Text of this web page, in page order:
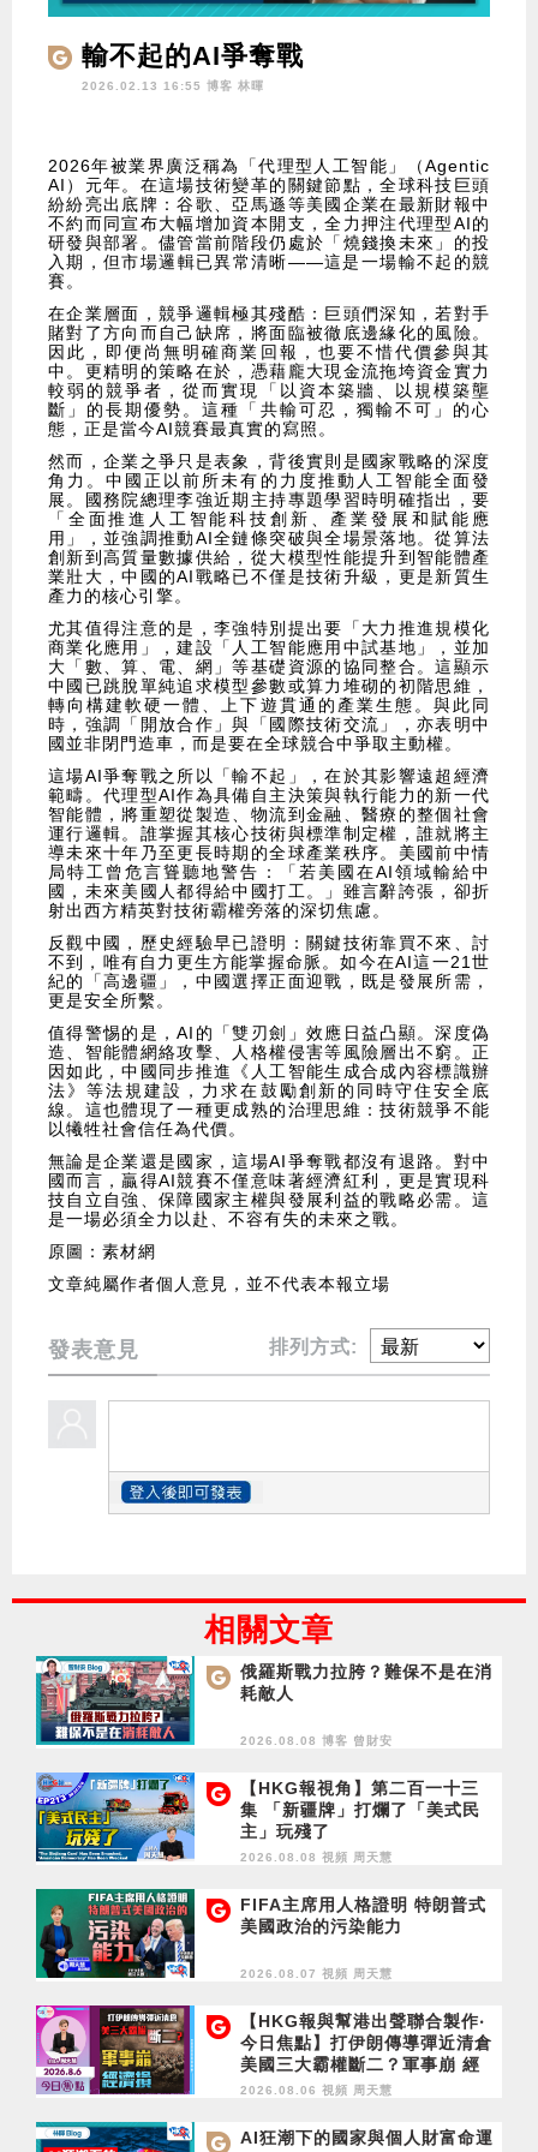
輸不起的AI爭奪戰
2026.02.13 16:55 博客 林暉
2026年被業界廣泛稱為「代理型人工智能」（Agentic
AI）元年。在這場技術變革的關鍵節點，全球科技巨頭
紛紛亮出底牌：谷歌、亞馬遜等美國企業在最新財報中
不約而同宣布大幅增加資本開支，全力押注代理型AI的
研發與部署。儘管當前階段仍處於「燒錢換未來」的投
入期，但市場邏輯已異常清晰——這是一場輸不起的競
賽。
在企業層面，競爭邏輯極其殘酷：巨頭們深知，若對手
賭對了方向而自己缺席，將面臨被徹底邊緣化的風險。
因此，即便尚無明確商業回報，也要不惜代價參與其
中。更精明的策略在於，憑藉龐大現金流拖垮資金實力
較弱的競爭者，從而實現「以資本築牆、以規模築壟
斷」的長期優勢。這種「共輸可忍，獨輸不可」的心
態，正是當今AI競賽最真實的寫照。
然而，企業之爭只是表象，背後實則是國家戰略的深度
角力。中國正以前所未有的力度推動人工智能全面發
展。國務院總理李強近期主持專題學習時明確指出，要
「全面推進人工智能科技創新、產業發展和賦能應
用」，並強調推動AI全鏈條突破與全場景落地。從算法
創新到高質量數據供給，從大模型性能提升到智能體產
業壯大，中國的AI戰略已不僅是技術升級，更是新質生
產力的核心引擎。
尤其值得注意的是，李強特別提出要「大力推進規模化
商業化應用」，建設「人工智能應用中試基地」，並加
大「數、算、電、網」等基礎資源的協同整合。這顯示
中國已跳脫單純追求模型參數或算力堆砌的初階思維，
轉向構建軟硬一體、上下遊貫通的產業生態。與此同
時，強調「開放合作」與「國際技術交流」，亦表明中
國並非閉門造車，而是要在全球競合中爭取主動權。
這場AI爭奪戰之所以「輸不起」，在於其影響遠超經濟
範疇。代理型AI作為具備自主決策與執行能力的新一代
智能體，將重塑從製造、物流到金融、醫療的整個社會
運行邏輯。誰掌握其核心技術與標準制定權，誰就將主
導未來十年乃至更長時期的全球產業秩序。美國前中情
局特工曾危言聳聽地警告：「若美國在AI領域輸給中
國，未來美國人都得給中國打工。」雖言辭誇張，卻折
射出西方精英對技術霸權旁落的深切焦慮。
反觀中國，歷史經驗早已證明：關鍵技術靠買不來、討
不到，唯有自力更生方能掌握命脈。如今在AI這一21世
紀的「高邊疆」，中國選擇正面迎戰，既是發展所需，
更是安全所繫。
值得警惕的是，AI的「雙刃劍」效應日益凸顯。深度偽
造、智能體網絡攻擊、人格權侵害等風險層出不窮。正
因如此，中國同步推進《人工智能生成合成內容標識辦
法》等法規建設，力求在鼓勵創新的同時守住安全底
線。這也體現了一種更成熟的治理思維：技術競爭不能
以犧牲社會信任為代價。
無論是企業還是國家，這場AI爭奪戰都沒有退路。對中
國而言，贏得AI競賽不僅意味著經濟紅利，更是實現科
技自立自強、保障國家主權與發展利益的戰略必需。這
是一場必須全力以赴、不容有失的未來之戰。
原圖：素材網
文章純屬作者個人意見，並不代表本報立場
發表意見 排列方式:
相關文章
俄羅斯戰力拉胯？難保不是在消
耗敵人
2026.08.08 博客 曾財安
【HKG報視角】第二百一十三
集 「新疆牌」打爛了「美式民
主」玩殘了
2026.08.08 視頻 周天慧
FIFA主席用人格證明 特朗普式
美國政治的污染能力
2026.08.07 視頻 周天慧
【HKG報與幫港出聲聯合製作‧
今日焦點】打伊朗傳導彈近清倉
美國三大霸權斷二？軍事崩 經
濟損
2026.08.06 視頻 周天慧
AI狂潮下的國家與個人財富命運